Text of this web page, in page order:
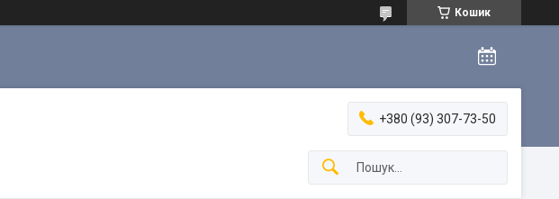
Кошик
+380 (93) 307-73-50